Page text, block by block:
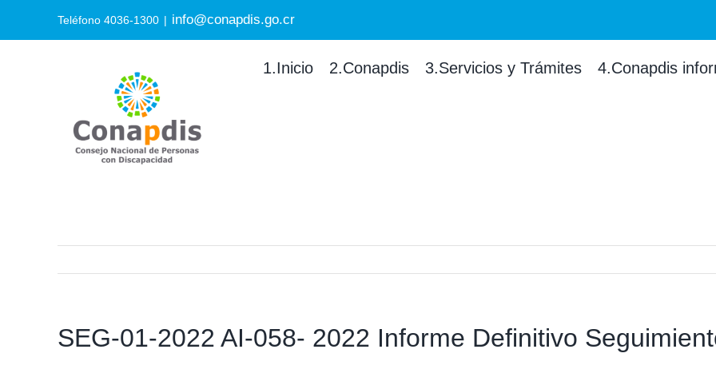
Teléfono 4036-1300 | info@conapdis.go.cr
Search
for:
1.Inicio 2.Conapdis 3.Servicios y Trámites 4.Conapdis
SEG-01-2022 AI-058- 2022 Informe Definitivo